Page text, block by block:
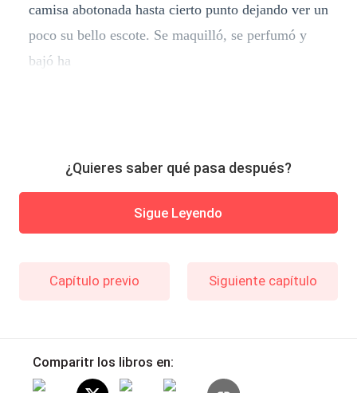
camisa abotonada hasta cierto punto dejando ver un
poco su bello escote. Se maquilló, se perfumó y
bajó ha
¿Quieres saber qué pasa después?
Sigue Leyendo
Capítulo previo Siguiente capítulo
Comparitr los libros en: